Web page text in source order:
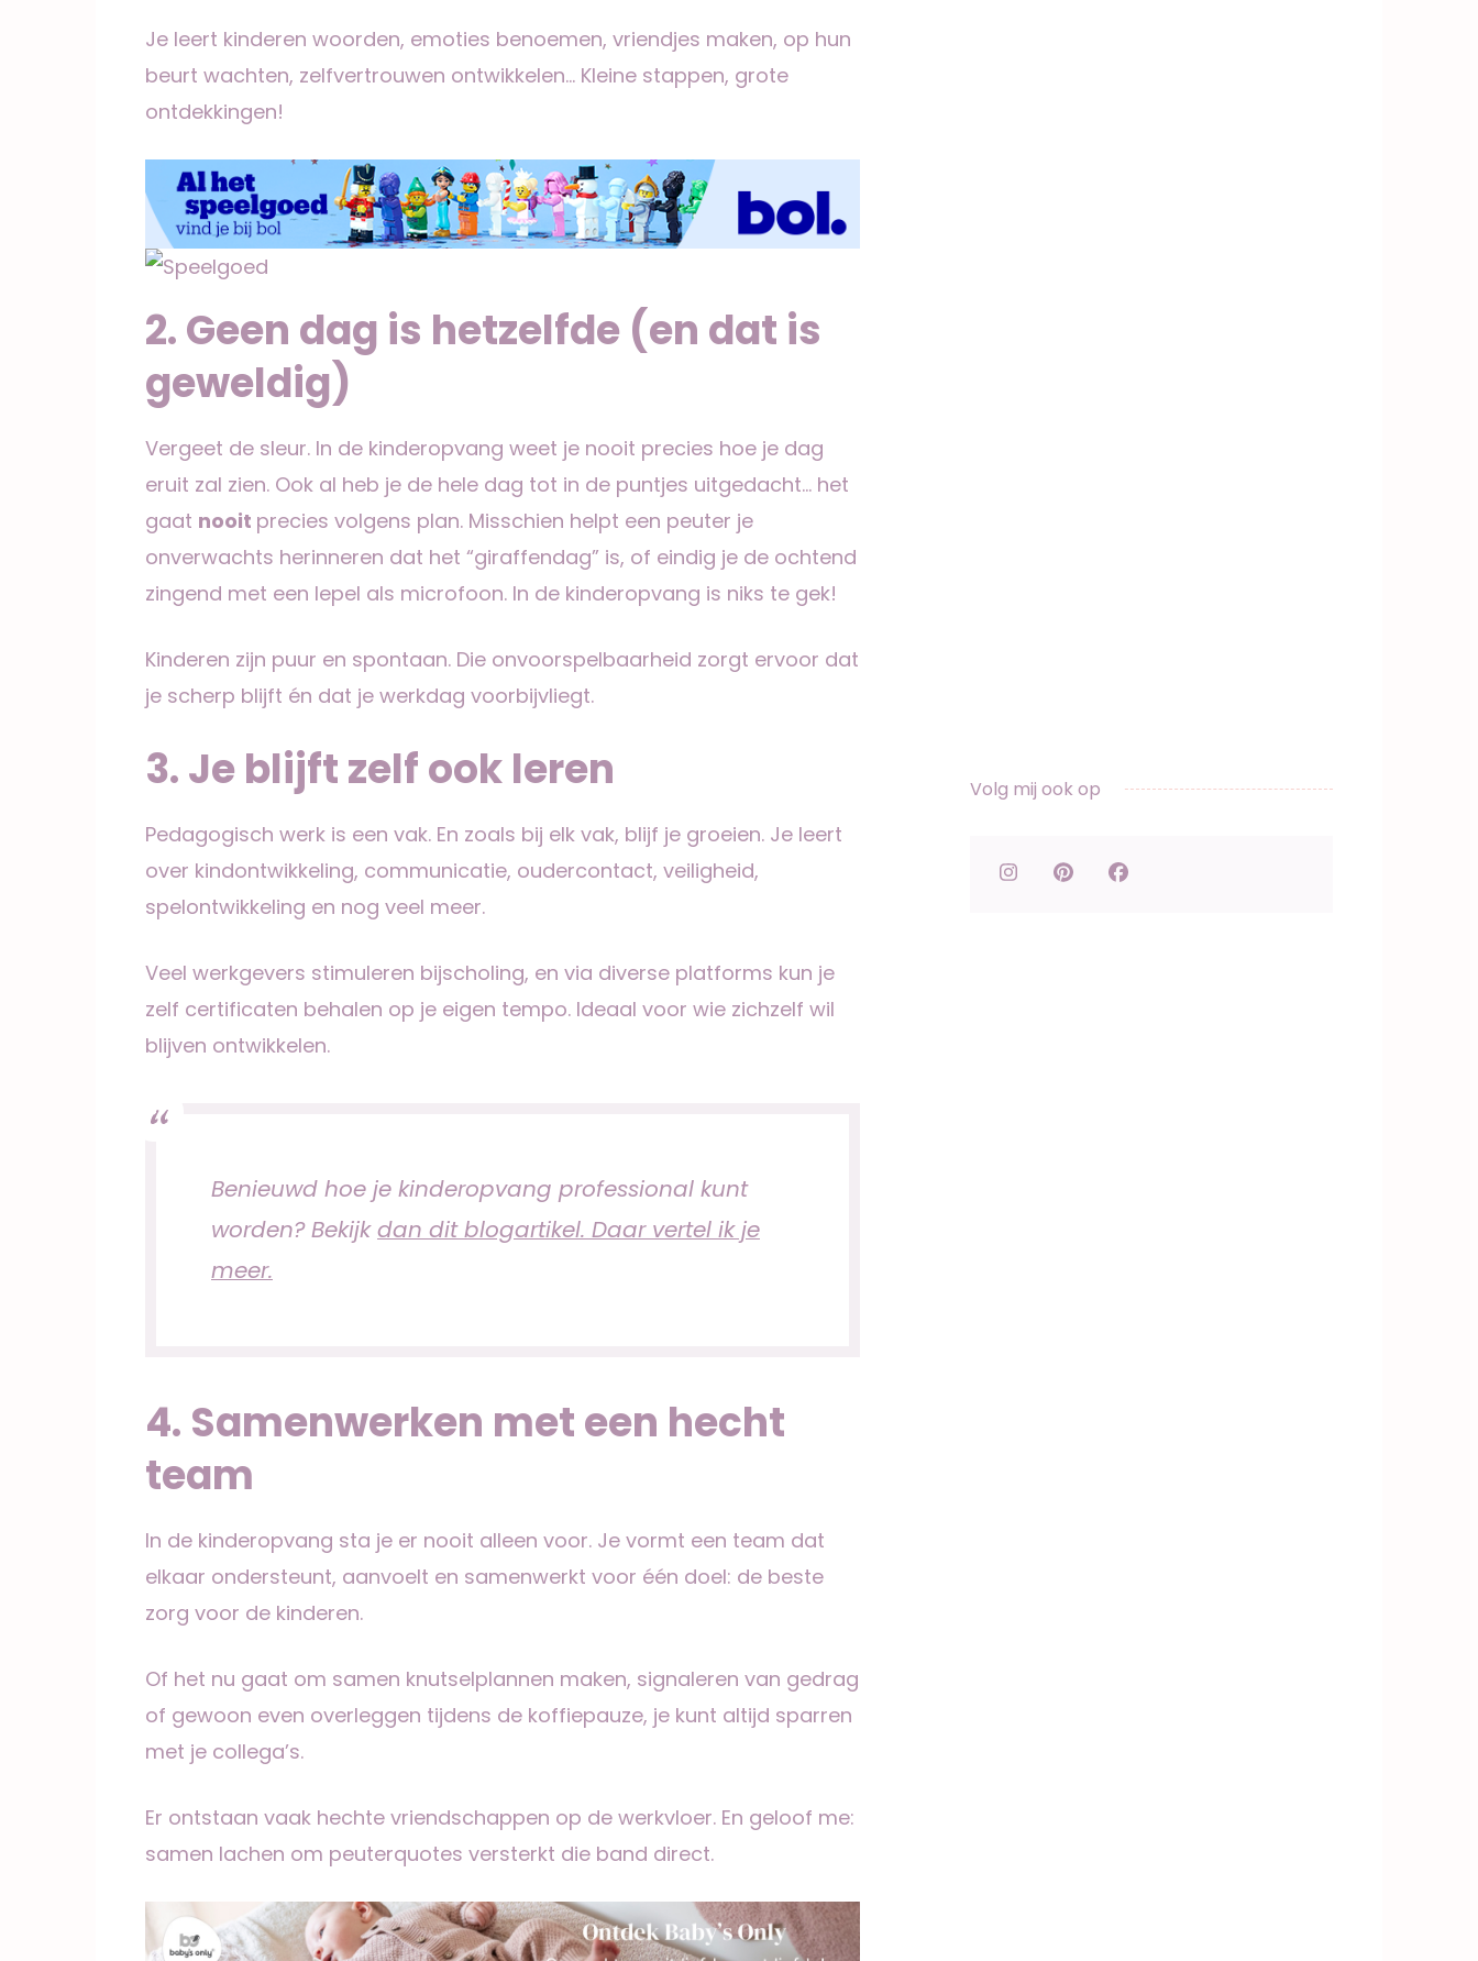
Je leert kinderen woorden, emoties benoemen, vriendjes maken, op hun
beurt wachten, zelfvertrouwen ontwikkelen… Kleine stappen, grote
ontdekkingen!
2. Geen dag is hetzelfde (en dat is
geweldig)
Vergeet de sleur. In de kinderopvang weet je nooit precies hoe je dag
eruit zal zien. Ook al heb je de hele dag tot in de puntjes uitgedacht… het
gaat nooit precies volgens plan. Misschien helpt een peuter je
onverwachts herinneren dat het “giraffendag” is, of eindig je de ochtend
zingend met een lepel als microfoon. In de kinderopvang is niks te gek!
Kinderen zijn puur en spontaan. Die onvoorspelbaarheid zorgt ervoor dat
je scherp blijft én dat je werkdag voorbijvliegt.
3. Je blijft zelf ook leren
Pedagogisch werk is een vak. En zoals bij elk vak, blijf je groeien. Je leert
over kindontwikkeling, communicatie, oudercontact, veiligheid,
spelontwikkeling en nog veel meer.
Veel werkgevers stimuleren bijscholing, en via diverse platforms kun je
zelf certificaten behalen op je eigen tempo. Ideaal voor wie zichzelf wil
blijven ontwikkelen.
Benieuwd hoe je kinderopvang professional kunt
worden? Bekijkdan dit blogartikel. Daar vertel ik je
meer.
4. Samenwerken met een hecht
team
In de kinderopvang sta je er nooit alleen voor. Je vormt een team dat
elkaar ondersteunt, aanvoelt en samenwerkt voor één doel: de beste
zorg voor de kinderen.
Of het nu gaat om samen knutselplannen maken, signaleren van gedrag
of gewoon even overleggen tijdens de koffiepauze, je kunt altijd sparren
met je collega’s.
Er ontstaan vaak hechte vriendschappen op de werkvloer. En geloof me:
samen lachen om peuterquotes versterkt die band direct.
Volg mij ook op